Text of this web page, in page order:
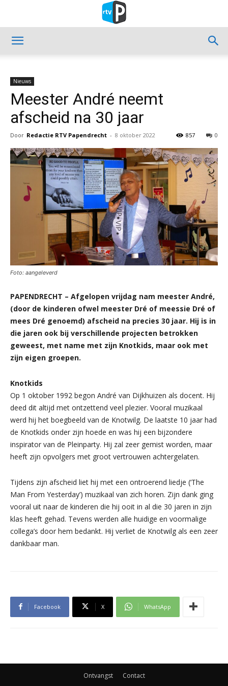
Nieuws
Meester André neemt
afscheid na 30 jaar
Door Redactie RTV Papendrecht - 8 oktober 2022 0
857
Foto: aangeleverd
PAPENDRECHT – Afgelopen vrijdag nam meester André,
(door de kinderen ofwel meester Dré of meessie Dré of
mees Dré genoemd) afscheid na precies 30 jaar. Hij is in
die jaren ook bij verschillende projecten betrokken
geweest, met name met zijn Knotkids, maar ook met
zijn eigen groepen.
Knotkids
Op 1 oktober 1992 begon André van Dijkhuizen als docent. Hij
deed dit altijd met ontzettend veel plezier. Vooral muzikaal
werd hij het boegbeeld van de Knotwilg. De laatste 10 jaar had
de Knotkids onder zijn hoede en was hij een bijzondere
inspirator van de Pleinparty. Hij zal zeer gemist worden, maar
heeft zijn opvolgers met groot vertrouwen achtergelaten.
Tijdens zijn afscheid liet hij met een ontroerend liedje (‘The
Man From Yesterday’) muzikaal van zich horen. Zijn dank ging
vooral uit naar de kinderen die hij ooit in al die 30 jaren in zijn
klas heeft gehad. Tevens werden alle huidige en voormalige
collega’s door hem bedankt. Hij verliet de Knotwilg als een zeer
dankbaar man.
Facebook X WhatsApp
Ontvangst Contact